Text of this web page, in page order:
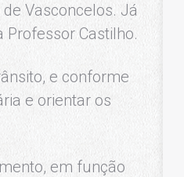
Vasconcelos. Já
Professor Castilho.
e conforme
e orientar os
em função